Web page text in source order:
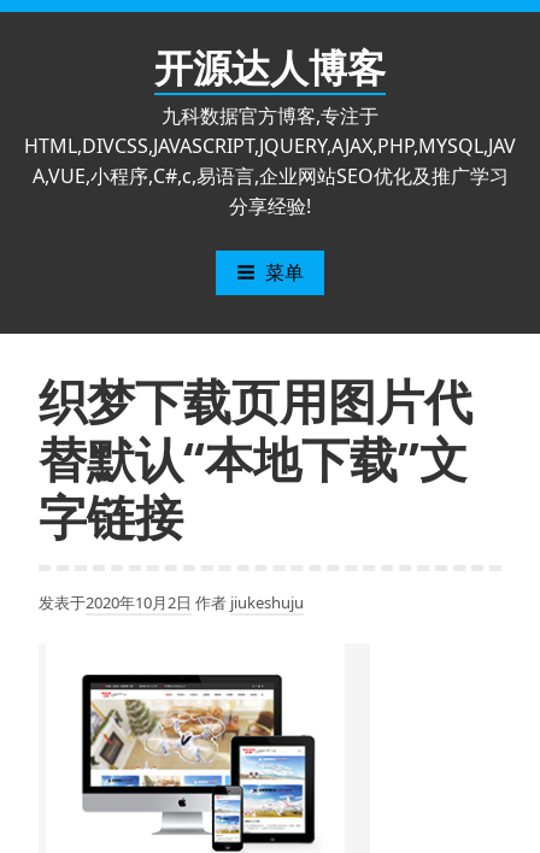
跳
开源达人博客
九科数据官方博客,专注于
HTML,DIVCSS,JAVASCRIPT,JQUERY,AJAX,PHP,MYSQL,JAV
A,VUE,小程序,C#,c,易语言,企业网站SEO优化及推广学习
分享经验!
菜单
织梦下载页用图片代
替默认“本地下载”文
字链接
发表于2020年10月2日 作者 jiukeshuju